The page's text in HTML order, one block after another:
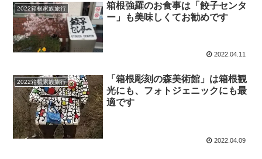
2022箱根家族旅行
箱根強羅のお食事は「餃子センタ
ー」も美味しくてお勧めです
2022.04.11
2022箱根家族旅行
「箱根彫刻の森美術館」は箱根観
光にも、フォトジェニックにも最
適です
2022.04.09